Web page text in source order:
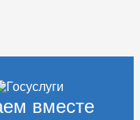
вместе